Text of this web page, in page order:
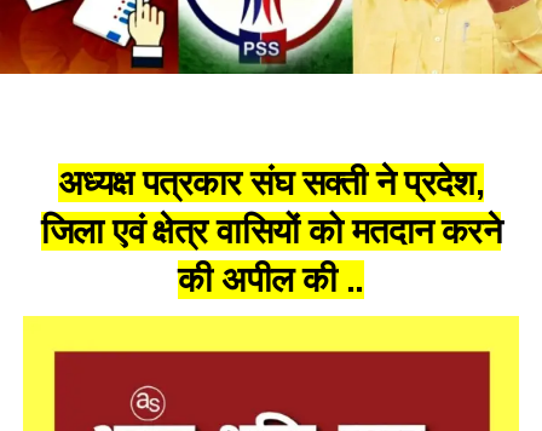
अध्यक्ष पत्रकार संघ सक्ती ने प्रदेश,
जिला एवं क्षेत्र वासियों को मतदान करने
की अपील की ..